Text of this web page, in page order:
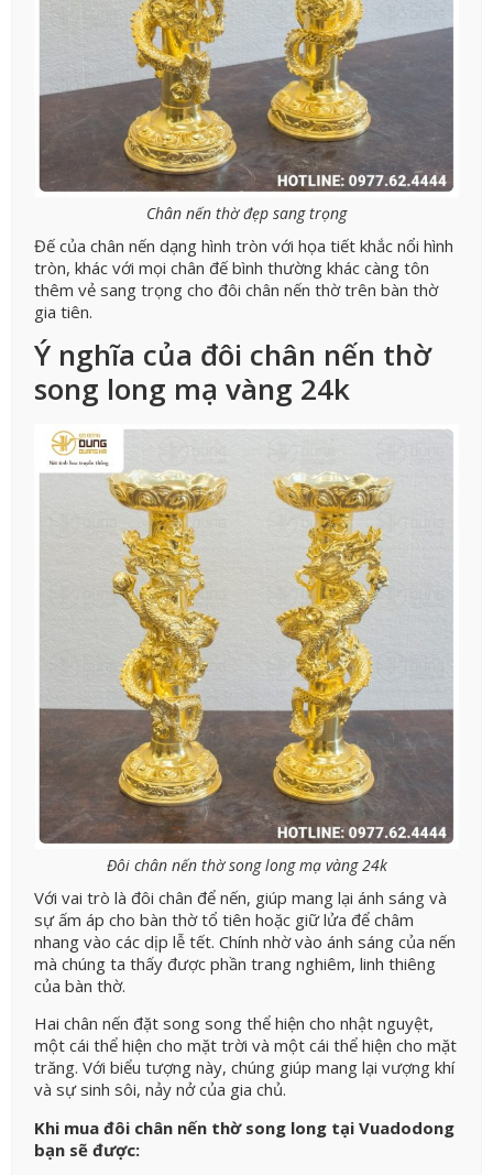
Chân nến thờ đẹp sang trọng
Đế của chân nến dạng hình tròn với họa tiết khắc nổi hình
tròn, khác với mọi chân đế bình thường khác càng tôn
thêm vẻ sang trọng cho đôi chân nến thờ trên bàn thờ
gia tiên.
Ý nghĩa của đôi chân nến thờ
song long mạ vàng 24k
Đôi chân nến thờ song long mạ vàng 24k
Với vai trò là đôi chân để nến, giúp mang lại ánh sáng và
sự ấm áp cho bàn thờ tổ tiên hoặc giữ lửa để châm
nhang vào các dịp lễ tết. Chính nhờ vào ánh sáng của nến
mà chúng ta thấy được phần trang nghiêm, linh thiêng
của bàn thờ.
Hai chân nến đặt song song thể hiện cho nhật nguyệt,
một cái thể hiện cho mặt trời và một cái thể hiện cho mặt
trăng. Với biểu tượng này, chúng giúp mang lại vượng khí
và sự sinh sôi, nảy nở của gia chủ.
Khi mua đôi chân nến thờ song long tại Vuadodong
bạn sẽ được: